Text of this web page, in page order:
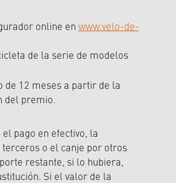
online en www.velo-de-
de la serie de modelos
de 12 meses a partir de la
del premio.
el pago en efectivo, la
o el canje por otros
restante, si lo hubiera,
Si el valor de la